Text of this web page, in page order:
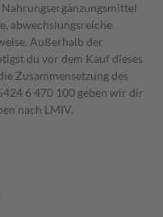
abwechslungsreiche
Außerhalb der
du vor dem Kauf dieses
Zusammensetzung des
6 470 100 geben wir dir
nach LMIV.